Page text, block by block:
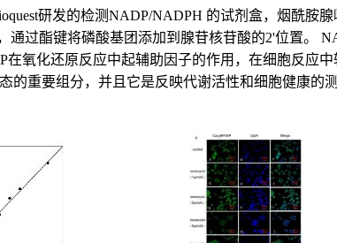
研发的检测NADP/NADPH 的试剂盒，烟酰胺
过酯键将磷酸基团添加到腺苷核苷酸的2'位置。
氧化还原反应中起辅助因子的作用，在细胞反应
重要组分，并且它是反映代谢活性和细胞健康的测